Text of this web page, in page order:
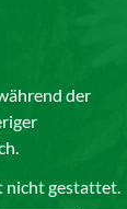
der
nicht gestattet.